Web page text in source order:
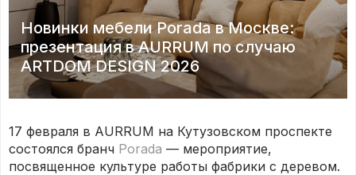
Новинки мебели Porada в Москве:
презентация в AURRUM по случаю
ARTDOM DESIGN 2026
17 февраля в AURRUM на Кутузовском проспекте
состоялся бранч Porada — мероприятие,
посвященное культуре работы фабрики с деревом.